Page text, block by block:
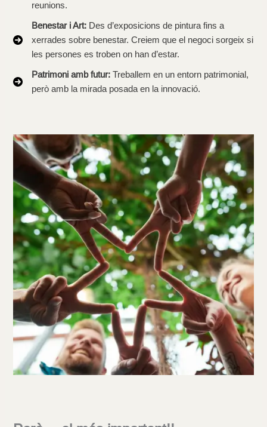
reunions.
Benestar i Art: Des d’exposicions de pintura fins a
xerrades sobre benestar. Creiem que el negoci sorgeix si
les persones es troben on han d’estar.
Patrimoni amb futur: Treballem en un entorn patrimonial,
però amb la mirada posada en la innovació.